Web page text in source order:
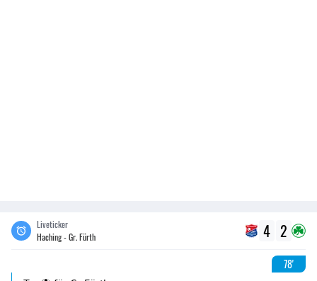
Liveticker
Haching - Gr. Fürth
4 2
78'